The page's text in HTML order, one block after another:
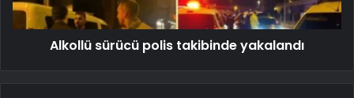
Alkollü sürücü polis takibinde yakalandı